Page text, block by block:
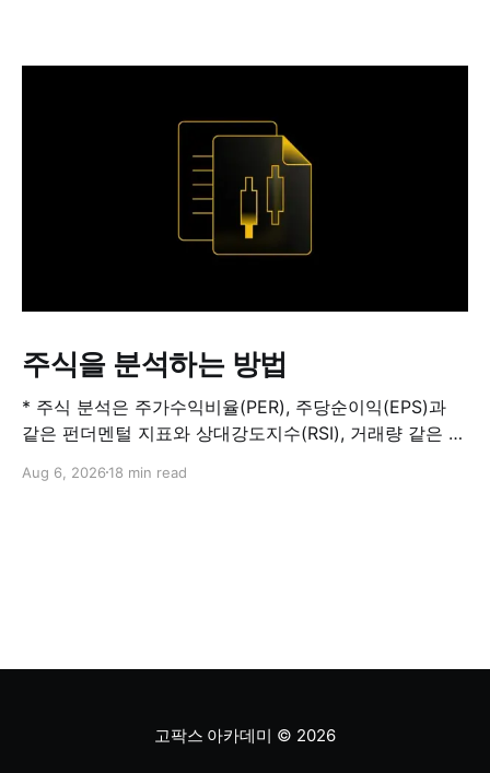
주식을 분석하는 방법
* 주식 분석은 주가수익비율(PER), 주당순이익(EPS)과
같은 펀더멘털 지표와 상대강도지수(RSI), 거래량 같은 기
는지, 저평가됐는지를 판단하는 과정입니다. 하나의 지표
Aug 6, 2026 18 min read
고팍스 아카데미 © 2026